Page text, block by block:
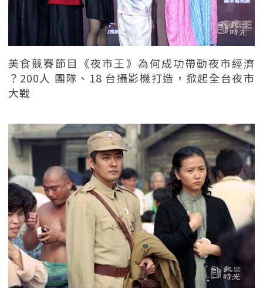
美食競賽節目《夜市王》為何成功帶動夜市經濟
？200人 團隊、18 台攝影機打造，掀起全台夜市
大戰